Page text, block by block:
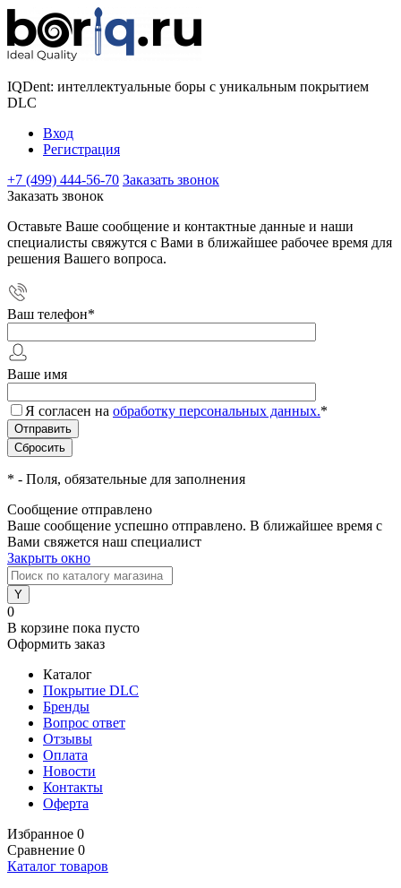
IQDent: интеллектуальные боры с уникальным покрытием
DLC
Вход
Регистрация
+7 (499) 444-56-70 Заказать звонок
Заказать звонок
Оставьте Ваше сообщение и контактные данные и наши
специалисты свяжутся с Вами в ближайшее рабочее время для
решения Вашего вопроса.
Ваш телефон*
Ваше имя
Я согласен на обработку персональных данных.*
* - Поля, обязательные для заполнения
Сообщение отправлено
Ваше сообщение успешно отправлено. В ближайшее время с
Вами свяжется наш специалист
Закрыть окно
0
В корзине пока пусто
Оформить заказ
Каталог
Покрытие DLC
Бренды
Вопрос ответ
Отзывы
Оплата
Новости
Контакты
Оферта
Избранное 0
Сравнение 0
Каталог товаров